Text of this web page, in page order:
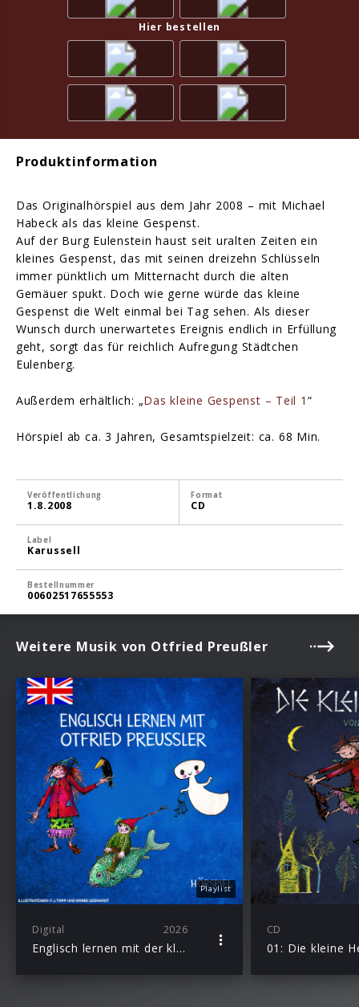
Hier bestellen
Produktinformation
Das Originalhörspiel aus dem Jahr 2008 – mit Michael
Habeck als das kleine Gespenst.
Auf der Burg Eulenstein haust seit uralten Zeiten ein
kleines Gespenst, das mit seinen dreizehn Schlüsseln
immer pünktlich um Mitternacht durch die alten
Gemäuer spukt. Doch wie gerne würde das kleine
Gespenst die Welt einmal bei Tag sehen. Als dieser
Wunsch durch unerwartetes Ereignis endlich in Erfüllung
geht, sorgt das für reichlich Aufregung Städtchen
Eulenberg.
Außerdem erhältlich: „Das kleine Gespenst – Teil 1 “
Hörspiel ab ca. 3 Jahren, Gesamtspielzeit: ca. 68 Min.
Veröffentlichung
1.8.2008
Format
CD
Label
Karussell
Bestellnummer
00602517655553
Weitere Musik von Otfried Preußler
Playlist
Digital 2026
Englisch lernen mit der kleinen Hexe, dem kleinen Gespenst und dem kleinen Wassermann
CD
01: Die kleine